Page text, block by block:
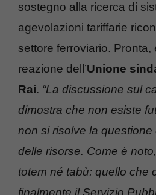
sostegno alla ricerca di
agevolazioni tariffarie
settore ferroviario. Pronta,
reazione dell’Unione
Rai. “La discussione sul
dimostra che non esiste
non si risolve la questione
delle risorse. Come è
totem né tabù: quello che
finalmente il Servizio